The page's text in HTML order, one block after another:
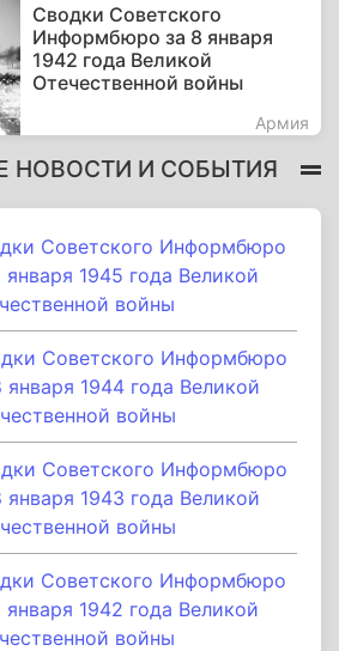
Сводки Советского
Информбюро за 8 января
1942 года Великой
Отечественной войны
Армия
НОВОСТИ И СОБЫТИЯ
Советского Информбюро
января 1945 года Великой
войны
Советского Информбюро
января 1944 года Великой
войны
Советского Информбюро
января 1943 года Великой
войны
Советского Информбюро
января 1942 года Великой
войны